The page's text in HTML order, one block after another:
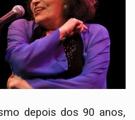
depois dos 90 anos,